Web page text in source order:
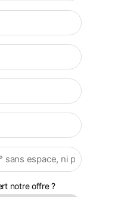
notre offre ?